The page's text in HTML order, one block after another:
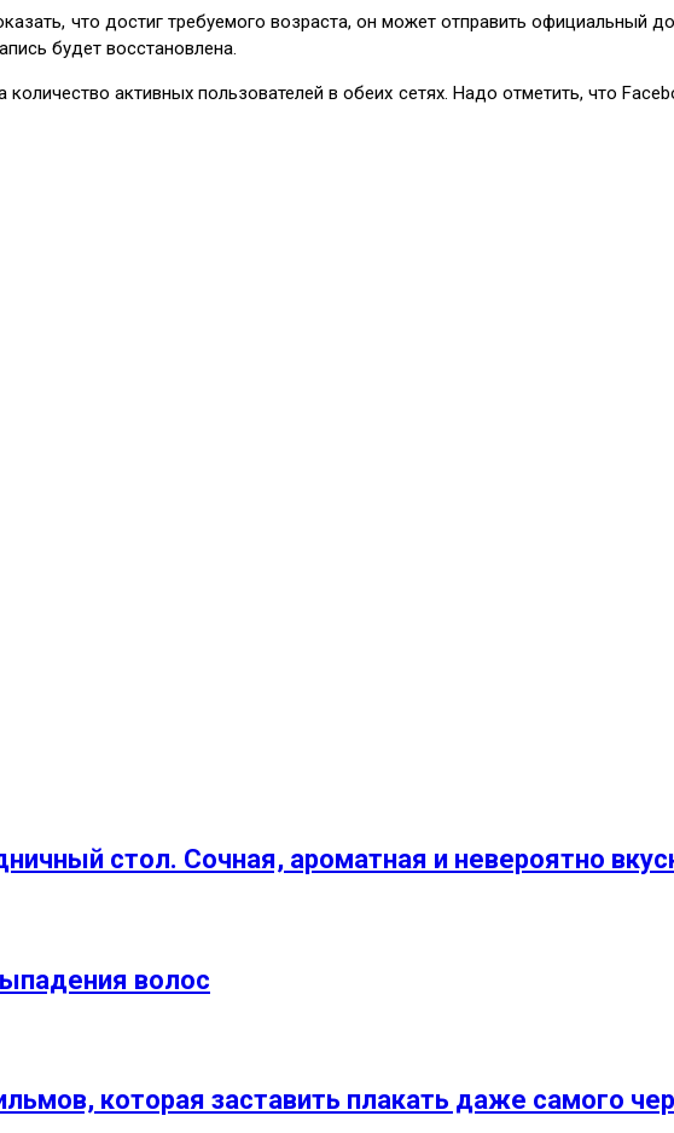
что достиг требуемого возраста, он может отправить официальный
будет восстановлена.
количество активных пользователей в обеих сетях. Надо отметить, что
стол. Сочная, ароматная и невероятно
волос
которая заставить плакать даже самого